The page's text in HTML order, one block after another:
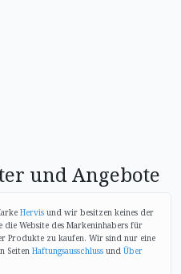
und Angebote
Hervis und wir besitzen keines der
die Website des Markeninhabers für
Produkte zu kaufen. Wir sind nur eine
Seiten Haftungsausschluss und Über